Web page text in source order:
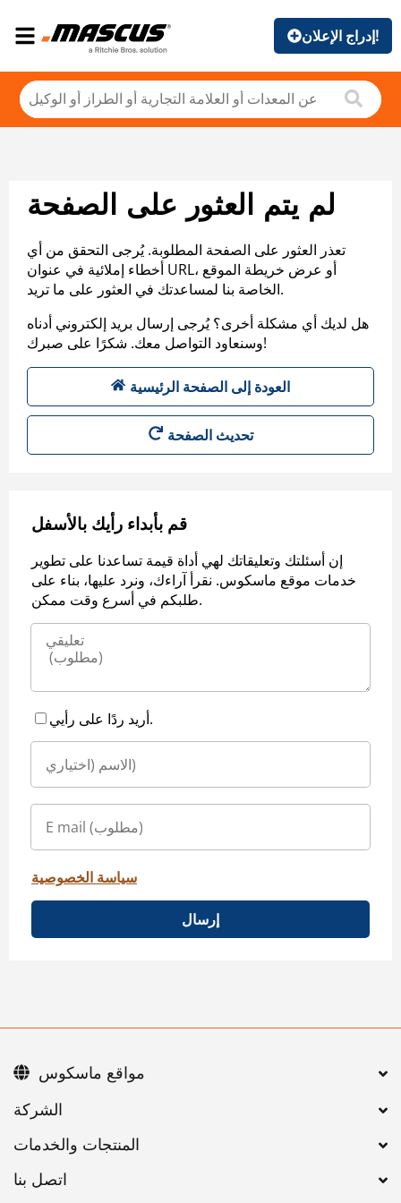
إدراج الإعلان!
لم يتم العثور على الصفحة
تعذر العثور على الصفحة المطلوبة. يُرجى التحقق من أي
أخطاء إملائية في عنوان URL، أو عرض خريطة الموقع
الخاصة بنا لمساعدتك في العثور على ما تريد.
هل لديك أي مشكلة أخرى؟ يُرجى إرسال بريد إلكتروني أدناه
وسنعاود التواصل معك. شكرًا على صبرك!
العودة إلى الصفحة الرئيسية
تحديث الصفحة
قم بأبداء رأيك بالأسفل
إن أسئلتك وتعليقاتك لهي أداة قيمة تساعدنا على تطوير
خدمات موقع ماسكوس. نقرأ آراءك، ونرد عليها، بناء على
طلبكم في أسرع وقت ممكن.
أريد ردًا على رأيي.
سياسة الخصوصية
إرسال
اتصل بنا
مواقع ماسكوس